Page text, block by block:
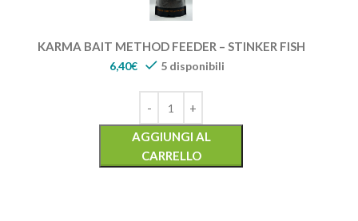
KARMA BAIT METHOD FEEDER – STINKER FISH
6,40€ 5 disponibili
AGGIUNGI AL
CARRELLO